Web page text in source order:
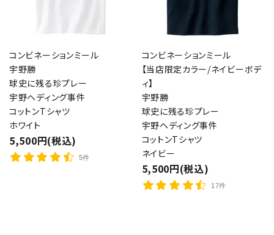
コンビネーションミール
宇野勝
球史に残る珍プレー
宇野ヘディング事件
コットンTシャツ
ホワイト
5,500円(税込)
5件
コンビネーションミール
【当店限定カラー/ネイビーボデ
ィ】
宇野勝
球史に残る珍プレー
宇野ヘディング事件
コットンTシャツ
ネイビー
5,500円(税込)
17件